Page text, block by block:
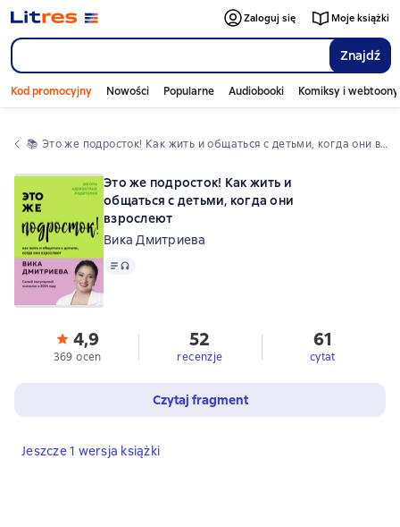
Znajdź
Zaloguj się Moje książki
Kod promocyjny Nowości Popularne Audiobooki Komiksy i webtoony
📚 Это же подросток! Как жить и общаться с детьми, когда они взрослеют
Это же подросток! Как жить и
общаться с детьми, когда они
взрослеют
Вика Дмитриева
Tekst
4,9
369 ocen
52
recenzje
61
cytat
Czytaj fragment
Jeszcze 1 wersja książki